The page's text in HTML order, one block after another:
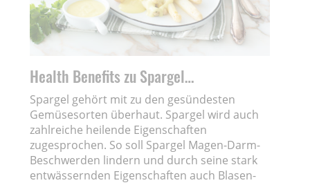
Health Benefits zu Spargel…
Spargel gehört mit zu den gesündesten
Gemüsesorten überhaut. Spargel wird auch
zahlreiche heilende Eigenschaften
zugesprochen. So soll Spargel Magen-Darm-
Beschwerden lindern und durch seine stark
entwässernden Eigenschaften auch Blasen-